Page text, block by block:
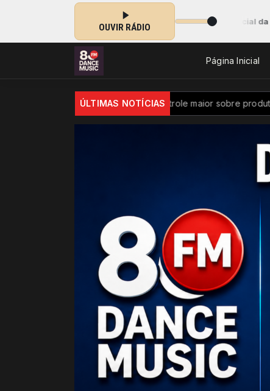
OUVIR RÁDIO
da semana das 10:00 às 11:30 - Tocando agora: Especial da
Página Inicial
ÚLTIMAS NOTÍCIAS
Brasil passa a ter controle maior sobre produtos